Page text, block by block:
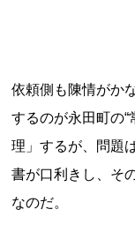
依頼側も陳情がか
するのが永田町の
理」するが、問題
書が口利きし、そ
なのだ。